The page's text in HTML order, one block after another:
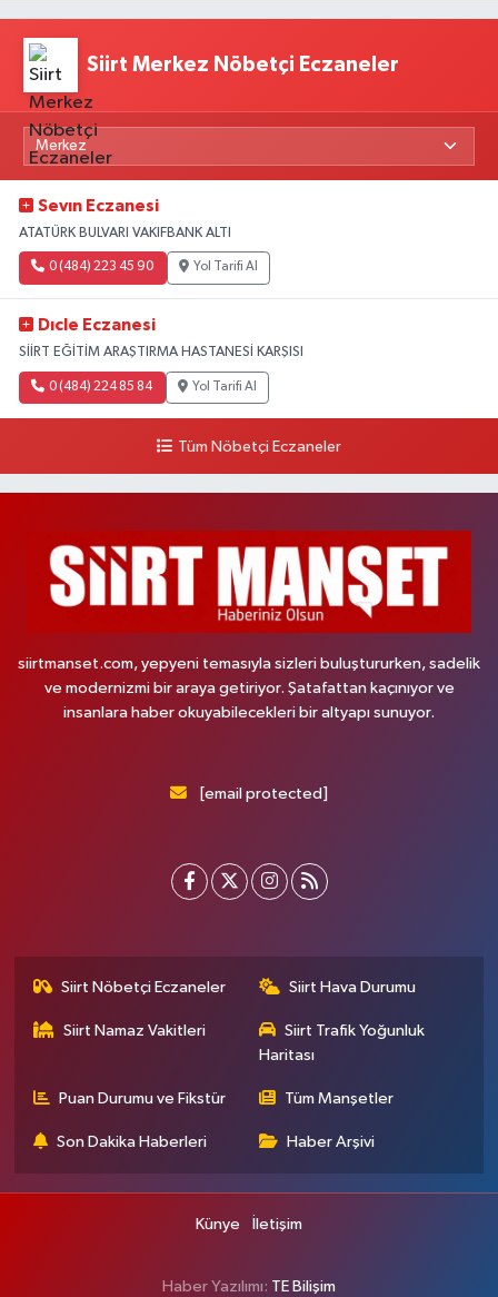
Siirt Merkez Nöbetçi Eczaneler
Sevın Eczanesi
ATATÜRK BULVARI VAKIFBANK ALTI
0 (484) 223 45 90 Yol Tarifi Al
Dıcle Eczanesi
SİİRT EĞİTİM ARAŞTIRMA HASTANESİ KARŞISI
0 (484) 224 85 84 Yol Tarifi Al
Tüm Nöbetçi Eczaneler
siirtmanset.com, yepyeni temasıyla sizleri buluştururken, sadelik
ve modernizmi bir araya getiriyor. Şatafattan kaçınıyor ve
insanlara haber okuyabilecekleri bir altyapı sunuyor.
[email protected]
Siirt Nöbetçi Eczaneler Siirt Hava Durumu
Siirt Namaz Vakitleri
Siirt Trafik Yoğunluk
Haritası
Puan Durumu ve Fikstür Tüm Manşetler
Son Dakika Haberleri Haber Arşivi
Künye İletişim
Haber Yazılımı: TE Bilişim